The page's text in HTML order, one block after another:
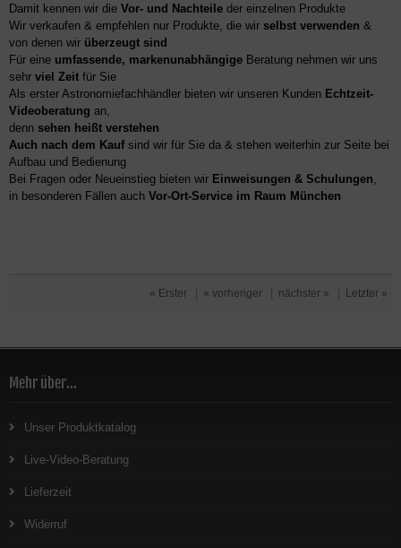
Damit kennen wir die Vor- und Nachteile der einzelnen Produkte
Wir verkaufen & empfehlen nur Produkte, die wir selbst verwenden &
von denen wir überzeugt sind
Für eine umfassende, markenunabhängige Beratung nehmen wir uns
sehr viel Zeit für Sie
Als erster Astronomiefachhändler bieten wir unseren Kunden Echtzeit-
Videoberatung an,
denn sehen heißt verstehen
Auch nach dem Kaufsind wir für Sie da & stehen weiterhin zur Seite bei
Aufbau und Bedienung
Bei Fragen oder Neueinstieg bieten wir Einweisungen & Schulungen
in besonderen Fällen auch Vor-Ort-Service im Raum München
« Erster | « vorheriger | nächster » | Letzter »
Mehr über...
Unser Produktkatalog
Live-Video-Beratung
Lieferzeit
Widerruf